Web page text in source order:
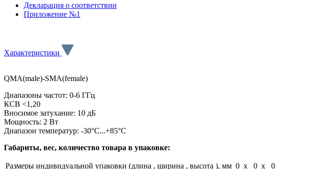
Декларация о соответствии
Приложение №1
Характеристики
QMA(male)-SMA(female)
Диапазоны частот: 0-6 ГГц
КСВ <1,20
Вносимое затухание: 10 дБ
Мощность: 2 Вт
Диапазон температур: -30°C...+85°C
Габариты, вес, количество товара в упаковке:
Размеры индивидуальной упаковки (длина , ширина , высота ), мм 0 x 0 x 0